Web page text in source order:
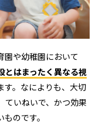
園や幼稚園において
とはまったく異なる視
す。なによりも、大切
ていねいで、かつ効果
のです。
く表記
ダウンロード